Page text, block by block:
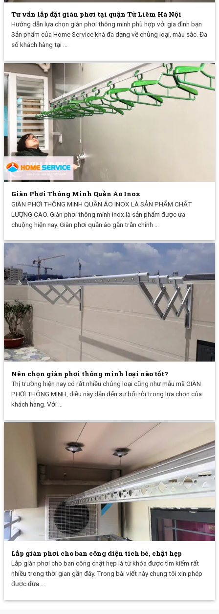
Tư vấn lắp đặt giàn phơi tại quận Từ Liêm Hà Nội
Hướng dẫn lựa chọn giàn phơi thông minh phù hợp với gia đình bạn
Sản phẩm của Home Service khá đa dạng về chủng loại, màu sắc. Đa
số khách hàng tại ...
Giàn Phơi Thông Minh Quần Áo Inox
GIÀN PHƠI THÔNG MINH QUẦN ÁO INOX LÀ SẢN PHẨM CHẤT
LƯỢNG CAO. Giàn phơi thông minh inox là sản phẩm được ưa
chuộng hiện nay. Giàn phơi quần áo gắn trần chính ...
Nên chọn giàn phơi thông minh loại nào tốt?
Thị trường hiện nay có rất nhiều chủng loại cũng như mẫu mã GIÀN
PHƠI THÔNG MINH, điều này dẫn đến sự bối rối trong lựa chọn của
khách hàng. Với ...
Lắp giàn phơi cho ban công diện tích bé, chật hẹp
Lắp giàn phơi cho ban công chật hẹp là từ khóa được tìm kiếm rất
nhiều trong thời gian gần đây. Trong bài viết này chung tôi xin phép
được đưa ...